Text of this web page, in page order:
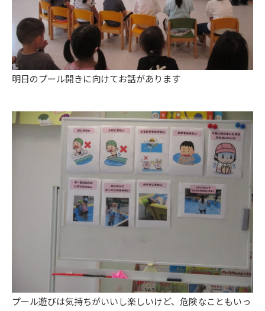
明日のプール開きに向けてお話があります
プール遊びは気持ちがいいし楽しいけど、危険なこともいっ